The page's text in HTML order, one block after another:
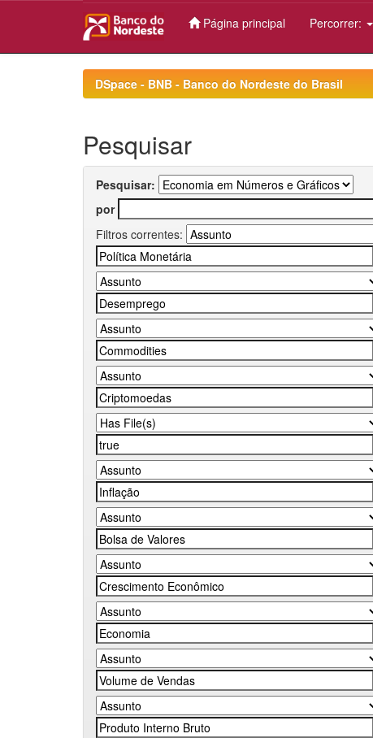
Página principal Percorrer:
DSpace - BNB - Banco do Nordeste do Brasil
Pesquisar
Pesquisar:
por
Filtros correntes: